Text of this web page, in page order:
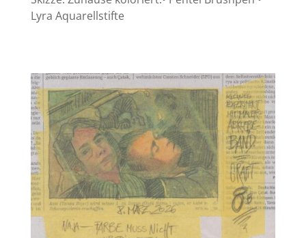
Lyra Aquarellstifte